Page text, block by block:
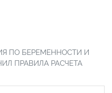
ПО БЕРЕМЕННОСТИ И
ПРАВИЛА РАСЧЕТА